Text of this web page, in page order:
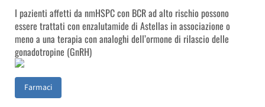
I pazienti affetti da nmHSPC con BCR ad alto rischio possono
essere trattati con enzalutamide di Astellas in associazione o
meno a una terapia con analoghi dell’ormone di rilascio delle
gonadotropine (GnRH)
Farmaci